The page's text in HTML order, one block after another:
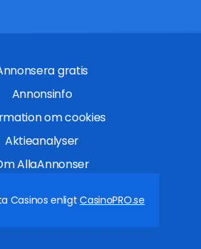
gratis
Annonsinfo
om cookies
Aktieanalyser
AllaAnnonser
Casinos enligtCasinoPRO.se